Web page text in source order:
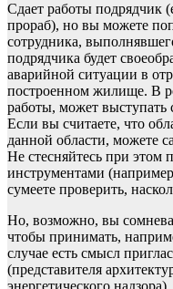
Сдает работы подрядчик
прораб), но вы можете
сотрудника,
подрядчика будет
аварийной ситуации в
построенном жилище. В
работы, может выступать
Если вы считаете, что
данной области, можете
Не стесняйтесь при этом
инструментами
сумеете проверить,
Но, возможно, вы
чтобы принимать,
случае есть смысл
(представителя